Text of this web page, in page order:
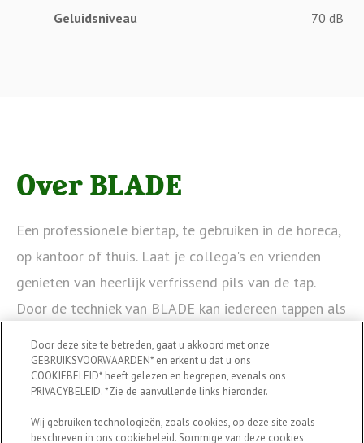
Geluidsniveau
70 dB
Over BLADE
Een professionele biertap, te gebruiken in de horeca,
op kantoor of thuis. Laat je collega's en vrienden
genieten van heerlijk verfrissend pils van de tap.
Door de techniek van BLADE kan iedereen tappen als
Enkel een stopcontact is nodig om een vers biertje
te tappen. Met keuze uit meerdere bieren, kan je
speciaal en alcoholvrij bier, waar jij het wilt.
Door deze site te betreden, gaat u akkoord met onze
GEBRUIKSVOORWAARDEN* en erkent u dat u ons
COOKIEBELEID* heeft gelezen en begrepen, evenals ons
PRIVACYBELEID. *Zie de aanvullende links hieronder.
Wij gebruiken technologieën, zoals cookies, op deze site zoals
beschreven in ons cookiebeleid. Sommige van deze cookies